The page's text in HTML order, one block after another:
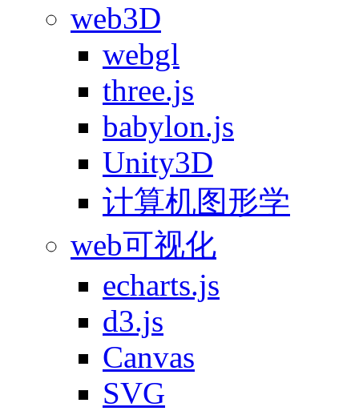
web3D
webgl
three.js
babylon.js
Unity3D
计算机图形学
web可视化
echarts.js
d3.js
Canvas
SVG